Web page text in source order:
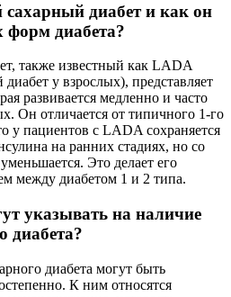
сахарный диабет и как он
форм диабета?
также известный как LADA
у взрослых), представляет
развивается медленно и часто
Он отличается от типичного 1-го
у пациентов с LADA сохраняется
на ранних стадиях, но со
Это делает его
между диабетом 1 и 2 типа.
указывать на наличие
диабета?
диабета могут быть
К ним относятся